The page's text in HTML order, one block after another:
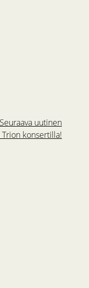
Seuraava uutinen
konsertilla!